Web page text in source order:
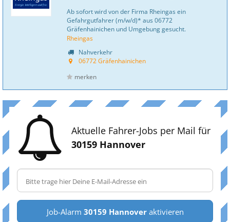
Ab sofort wird von der Firma Rheingas ein
Gefahrgutfahrer (m/w/d)* aus 06772
Gräfenhainichen und Umgebung gesucht.
Rheingas
Nahverkehr
06772 Gräfenhainichen
merken
Aktuelle Fahrer-Jobs per Mail für
30159 Hannover
Job-Alarm 30159 Hannoveraktivieren